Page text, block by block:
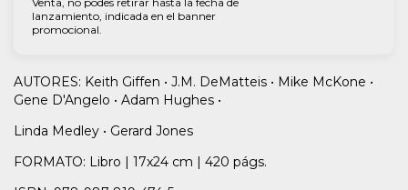
lanzamiento, indicada en el banner
promocional.
AUTORES: Keith Giffen • J.M. DeMatteis • Mike McKone •
Gene D'Angelo • Adam Hughes •
Linda Medley • Gerard Jones
FORMATO: Libro | 17x24 cm | 420 págs.